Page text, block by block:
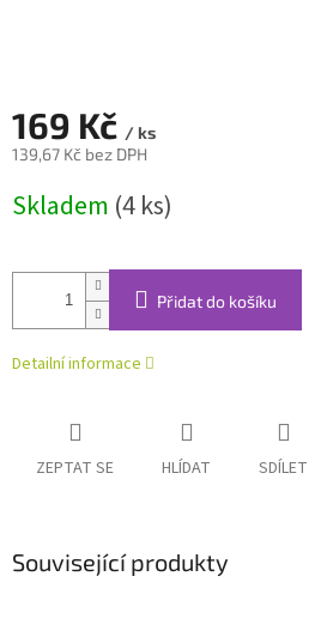
169 Kč / ks
139,67 Kč bez DPH
cena:
Skladem (4 ks)
Přidat do košíku
Detailní informace
ZEPTAT SE HLÍDAT SDÍLET
Související produkty